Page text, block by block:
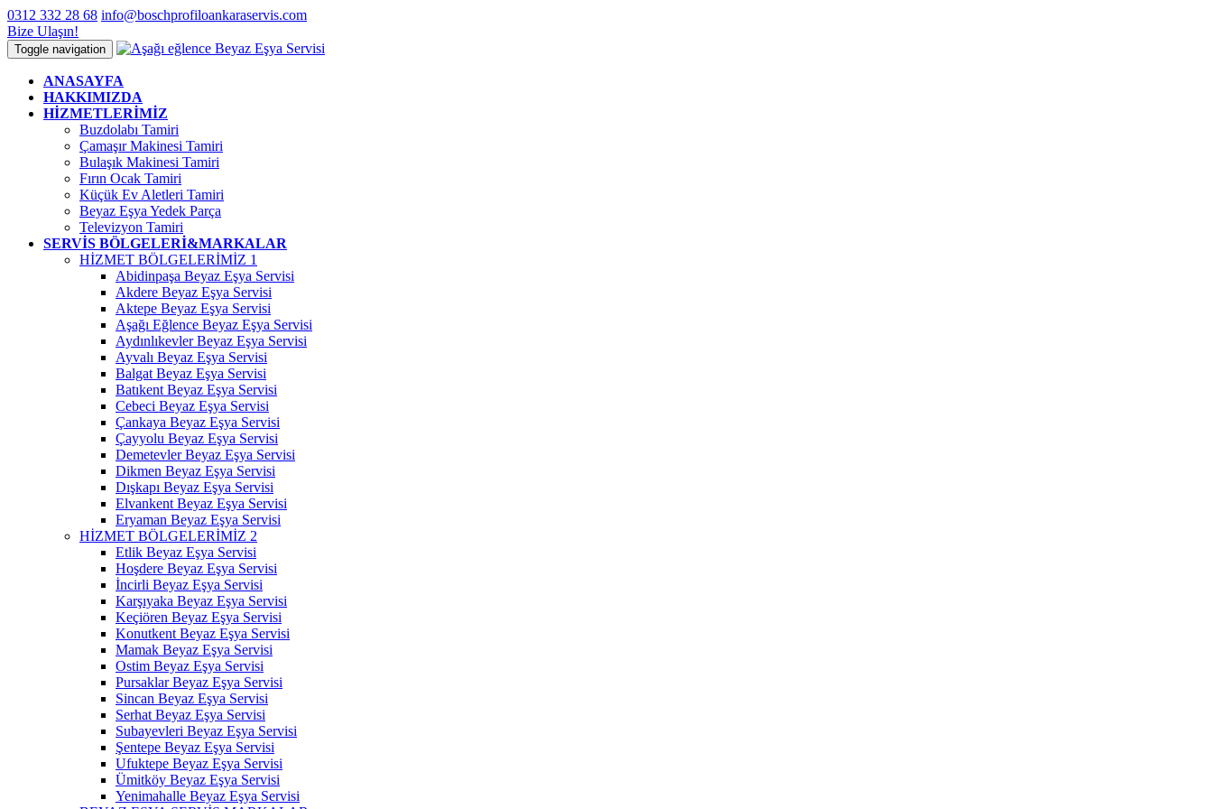
0312 332 28 68 info@boschprofiloankaraservis.com
Bize Ulaşın!
Toggle navigation
ANASAYFA
HAKKIMIZDA
HİZMETLERİMİZ
Buzdolabı Tamiri
Çamaşır Makinesi Tamiri
Bulaşık Makinesi Tamiri
Fırın Ocak Tamiri
Küçük Ev Aletleri Tamiri
Beyaz Eşya Yedek Parça
Televizyon Tamiri
SERVİS BÖLGELERİ&MARKALAR
HİZMET BÖLGELERİMİZ 1
Abidinpaşa Beyaz Eşya Servisi
Akdere Beyaz Eşya Servisi
Aktepe Beyaz Eşya Servisi
Aşağı Eğlence Beyaz Eşya Servisi
Aydınlıkevler Beyaz Eşya Servisi
Ayvalı Beyaz Eşya Servisi
Balgat Beyaz Eşya Servisi
Batıkent Beyaz Eşya Servisi
Cebeci Beyaz Eşya Servisi
Çankaya Beyaz Eşya Servisi
Çayyolu Beyaz Eşya Servisi
Demetevler Beyaz Eşya Servisi
Dikmen Beyaz Eşya Servisi
Dışkapı Beyaz Eşya Servisi
Elvankent Beyaz Eşya Servisi
Eryaman Beyaz Eşya Servisi
HİZMET BÖLGELERİMİZ 2
Etlik Beyaz Eşya Servisi
Hoşdere Beyaz Eşya Servisi
İncirli Beyaz Eşya Servisi
Karşıyaka Beyaz Eşya Servisi
Keçiören Beyaz Eşya Servisi
Konutkent Beyaz Eşya Servisi
Mamak Beyaz Eşya Servisi
Ostim Beyaz Eşya Servisi
Pursaklar Beyaz Eşya Servisi
Sincan Beyaz Eşya Servisi
Serhat Beyaz Eşya Servisi
Subayevleri Beyaz Eşya Servisi
Şentepe Beyaz Eşya Servisi
Ufuktepe Beyaz Eşya Servisi
Ümitköy Beyaz Eşya Servisi
Yenimahalle Beyaz Eşya Servisi